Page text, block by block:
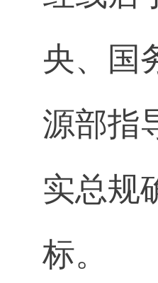
央、国
源部指
实总规
标。